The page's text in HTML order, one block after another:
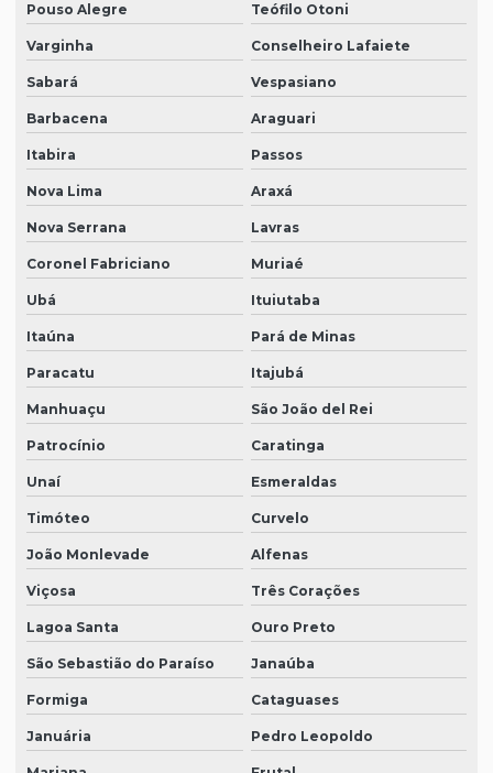
Pouso Alegre Teófilo Otoni
Varginha Conselheiro Lafaiete
Sabará Vespasiano
Barbacena Araguari
Itabira Passos
Nova Lima Araxá
Nova Serrana Lavras
Coronel Fabriciano Muriaé
Ubá Ituiutaba
Itaúna Pará de Minas
Paracatu Itajubá
Manhuaçu São João del Rei
Patrocínio Caratinga
Unaí Esmeraldas
Timóteo Curvelo
João Monlevade Alfenas
Viçosa Três Corações
Lagoa Santa Ouro Preto
São Sebastião do Paraíso Janaúba
Formiga Cataguases
Januária Pedro Leopoldo